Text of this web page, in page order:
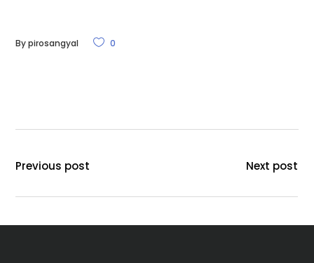
Bypirosangyal 0
Previous post Next post